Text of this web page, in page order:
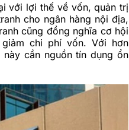
với lợi thế về vốn, quản trị
cho ngân hàng nội địa,
cũng đồng nghĩa cơ hội
chi phí vốn. Với hơn
cần nguồn tín dụng ổn